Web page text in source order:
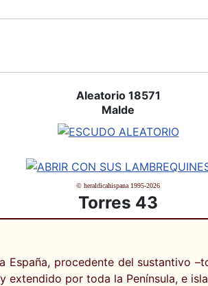
Aleatorio 18571
Malde
© heraldicahispana 1995-2026
Torres 43
procedente del sustantivo
por toda la Península, e